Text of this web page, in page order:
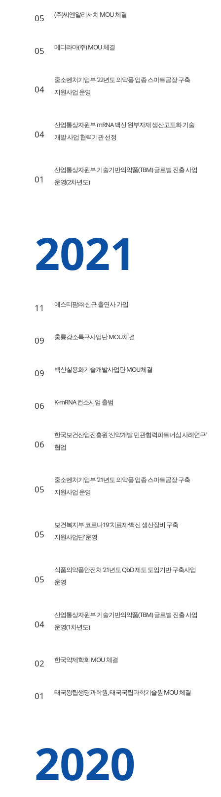
05 (주)씨엔알리서치 MOU 체결
05 메디라마(주) MOU 체결
04
중소벤처기업부 ‘22년도 의약품 업종 스마트공장 구축
지원사업 운영
04
산업통상자원부 mRNA 백신 원부자재 생산고도화 기술
개발 사업 협력기관 선정
01
산업통상자원부 기술기반의약품(TBM) 글로벌 진출 사업
운영(2차년도)
2021
11 에스티팜㈜ 신규 출연사 가입
09 홍릉강소특구사업단 MOU체결
09 백신실용화기술개발사업단 MOU체결
06 K-mRNA 컨소시엄 출범
06
한국보건산업진흥원 ‘신약개발 민관협력파트너십 사례연구’
협업
05
중소벤처기업부 ‘21년도 의약품 업종 스마트공장 구축
지원사업 운영
05
보건복지부 코로나19 ‘치료제·백신 생산장비 구축
지원사업단’ 운영
05
식품의약품안전처 ‘21년도 QbD 제도 도입기반 구축사업
운영
04
산업통상자원부 기술기반의약품(TBM) 글로벌 진출 사업
운영(1차년도)
02 한국약제학회 MOU 체결
01 태국왕립생명과학원, 태국국립과학기술원 MOU 체결
2020